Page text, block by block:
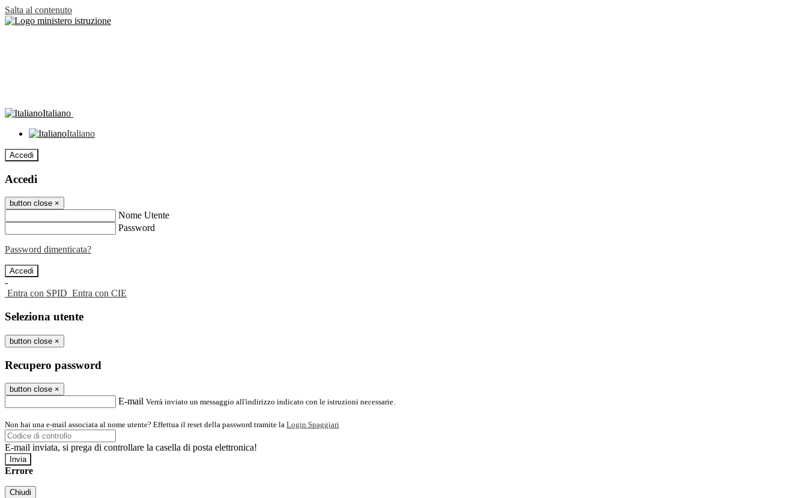
Salta al contenuto
Italiano
Italiano
Accedi
Accedi
button close ×
Nome Utente
Password
Password dimenticata?
-
Entra con SPID Entra con CIE
Seleziona utente
button close ×
Recupero password
button close ×
E-mail Verrà inviato un messaggio all'indirizzo indicato con le istruzioni necessarie.
Non hai una e-mail associata al nome utente? Effettua il reset della password tramite la Login Spaggiari
E-mail inviata, si prega di controllare la casella di posta elettronica!
Errore
Chiudi